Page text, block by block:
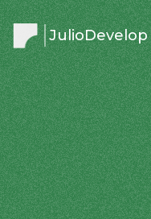
JulioDevelop